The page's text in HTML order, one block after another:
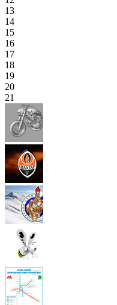
13
14
15
16
17
18
19
20
21